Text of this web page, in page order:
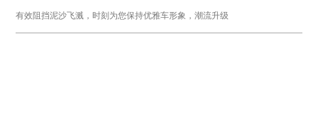
有效阻挡泥沙飞溅，时刻为您保持优雅车形象，潮流升级